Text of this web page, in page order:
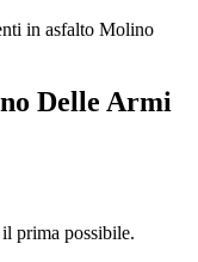
Delle Armi
prima possibile.